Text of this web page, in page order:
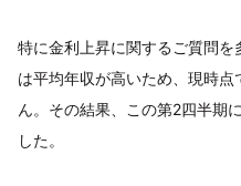
特に金利上昇に関するご質問
は平均年収が高いため、現時
ん。その結果、この第2四半期
した。